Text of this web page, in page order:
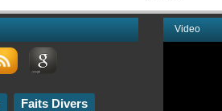
Video
Faits Divers